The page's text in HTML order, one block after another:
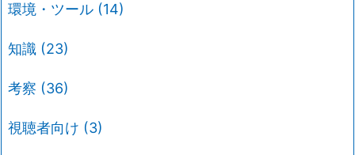
環境・ツール (14)
知識 (23)
考察 (36)
視聴者向け (3)